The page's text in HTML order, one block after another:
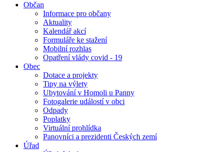
Občan
Informace pro občany
Aktuality
Kalendář akcí
Formuláře ke stažení
Mobilní rozhlas
Opatření vlády covid - 19
Obec
Dotace a projekty
Tipy na výlety
Ubytování v Homoli u Panny
Fotogalerie událostí v obci
Odpady
Poplatky
Virtuální prohlídka
Panovníci a prezidenti Českých zemí
Úřad